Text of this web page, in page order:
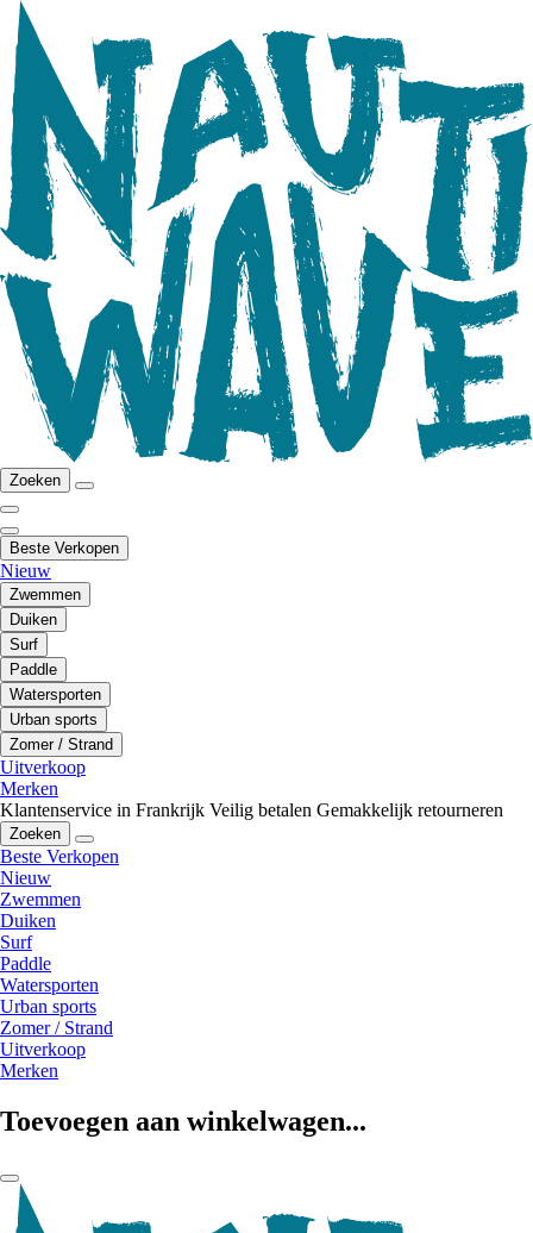
Zoeken
Beste Verkopen
Nieuw
Zwemmen
Duiken
Surf
Paddle
Watersporten
Urban sports
Zomer / Strand
Uitverkoop
Merken
Klantenservice in Frankrijk Veilig betalen Gemakkelijk retourneren
Zoeken
Beste Verkopen
Nieuw
Zwemmen
Duiken
Surf
Paddle
Watersporten
Urban sports
Zomer / Strand
Uitverkoop
Merken
Toevoegen aan winkelwagen...